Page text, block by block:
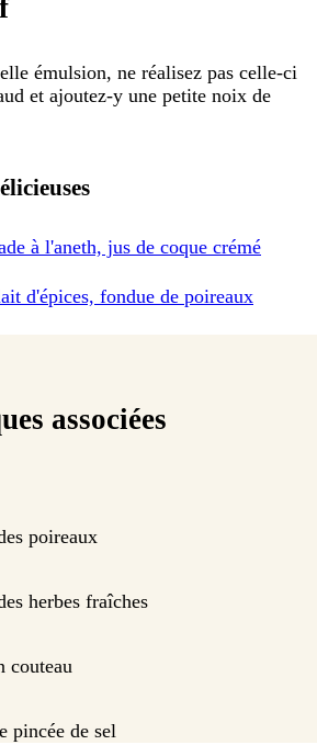
émulsion, ne réalisez pas celle-ci
et ajoutez-y une petite noix de
à l'aneth, jus de coque crémé
d'épices, fondue de poireaux
associées
poireaux
herbes fraîches
couteau
pincée de sel